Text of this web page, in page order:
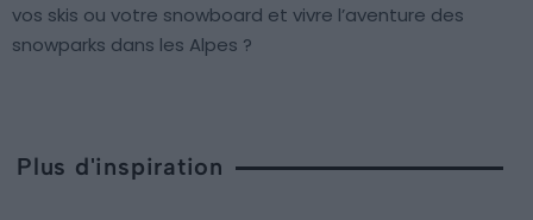
vos skis ou votre snowboard et vivre l’aventure des
snowparks dans les Alpes ?
Plus d'inspiration